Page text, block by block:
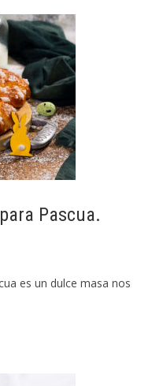
Pascua.
es un dulce masa nos